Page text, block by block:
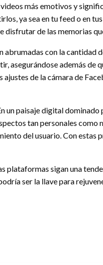
más emotivos y
ya sea en tu feed o en
de las memorias
con la cantidad
asegurándose además de
de la cámara de
un paisaje digital
tan personales
del usuario. Con estas
plataformas sigan una
ser la llave para